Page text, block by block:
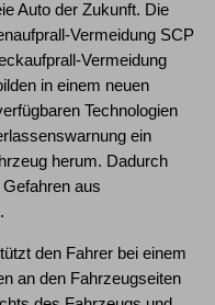
Auto der Zukunft. Die
Vermeidung SCP
Vermeidung
in einem neuen
Technologien
ein
herum. Dadurch
aus
den Fahrer bei einem
an den Fahrzeugseiten